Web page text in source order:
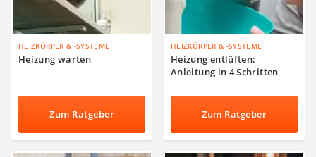
HEIZKÖRPER & -SYSTEME
Heizung warten
Zum Ratgeber
HEIZKÖRPER & -SYSTEME
Heizung entlüften:
Anleitung in 4 Schritten
Zum Ratgeber